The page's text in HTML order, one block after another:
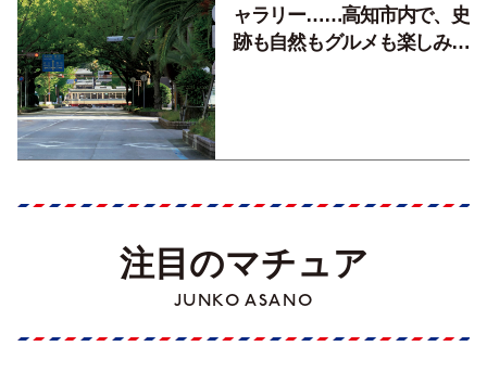
ャラリー……高知市内で、史
跡も自然もグルメも楽しみ尽
注目のマチュア
JUNKO ASANO